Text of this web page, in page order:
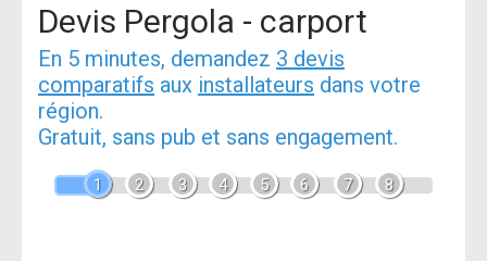
Devis Pergola - carport
En 5 minutes, demandez 3 devis
comparatifs aux installateurs dans votre
région.
Gratuit, sans pub et sans engagement.
1 2 3 4 5 6 7 8